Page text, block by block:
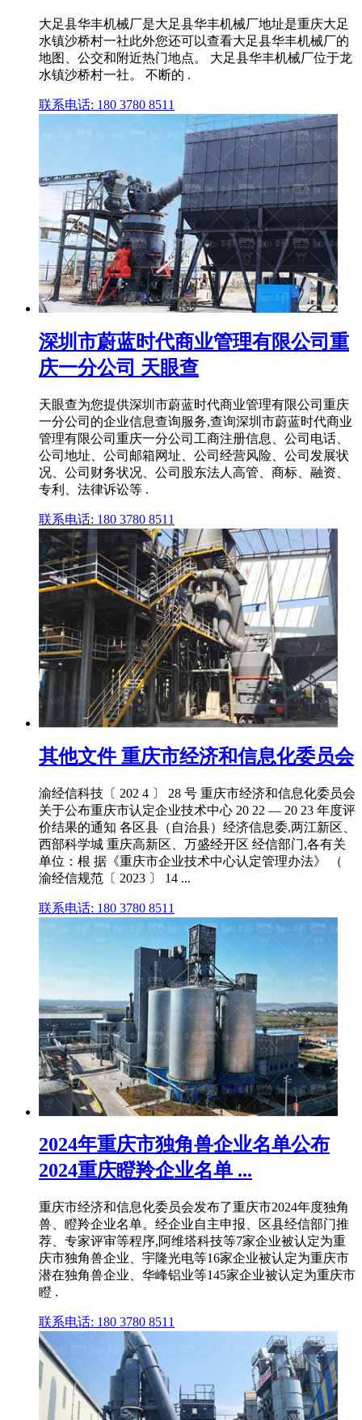
大足县华丰机械厂是大足县华丰机械厂地址是重庆大足
水镇沙桥村一社此外您还可以查看大足县华丰机械厂的
地图、公交和附近热门地点。 大足县华丰机械厂位于龙
水镇沙桥村一社。 不断的 .
联系电话: 180 3780 8511
深圳市蔚蓝时代商业管理有限公司重
庆一分公司 天眼查
天眼查为您提供深圳市蔚蓝时代商业管理有限公司重庆
一分公司的企业信息查询服务,查询深圳市蔚蓝时代商业
管理有限公司重庆一分公司工商注册信息、公司电话、
公司地址、公司邮箱网址、公司经营风险、公司发展状
况、公司财务状况、公司股东法人高管、商标、融资、
专利、法律诉讼等 .
联系电话: 180 3780 8511
其他文件 重庆市经济和信息化委员会
渝经信科技〔 202 4 〕 28 号 重庆市经济和信息化委员会
关于公布重庆市认定企业技术中心 20 22 — 20 23 年度评
价结果的通知 各区县（自治县）经济信息委,两江新区、
西部科学城 重庆高新区、万盛经开区 经信部门,各有关
单位：根 据《重庆市企业技术中心认定管理办法》 （
渝经信规范〔 2023 〕 14 ...
联系电话: 180 3780 8511
2024年重庆市独角兽企业名单公布
2024重庆瞪羚企业名单 ...
重庆市经济和信息化委员会发布了重庆市2024年度独角
兽、瞪羚企业名单。经企业自主申报、区县经信部门推
荐、专家评审等程序,阿维塔科技等7家企业被认定为重
庆市独角兽企业、宇隆光电等16家企业被认定为重庆市
潜在独角兽企业、华峰铝业等145家企业被认定为重庆市
瞪 .
联系电话: 180 3780 8511